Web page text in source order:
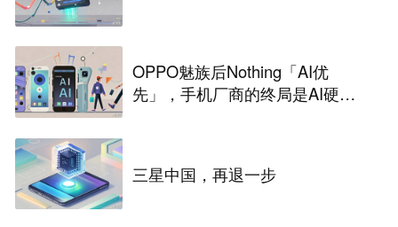
OPPO魅族后Nothing「AI优
先」，手机厂商的终局是AI硬
三星中国，再退一步